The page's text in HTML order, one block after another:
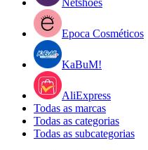
Epoca Cosméticos
KaBuM!
AliExpress
Todas as marcas
Todas as categorias
Todas as subcategorias